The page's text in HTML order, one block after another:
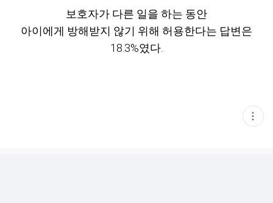
보호자가 다른 일을 하는 동안
아이에게 방해받지 않기 위해 허용한다는 답변은
18.3%였다.
현
재